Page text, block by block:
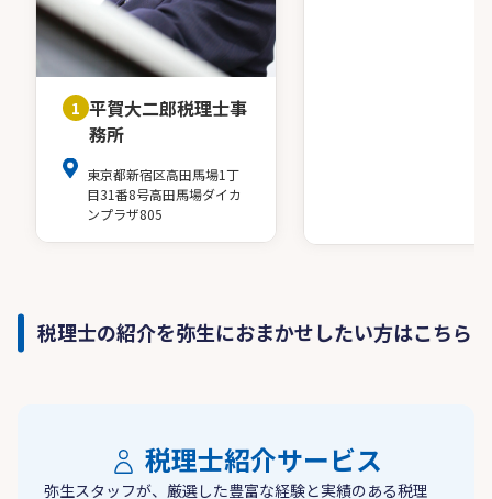
1 平賀大二郎税理士事
務所
東京都新宿区高田馬場1丁
目31番8号高田馬場ダイカ
ンプラザ805
税理士の紹介を弥生におまかせしたい方はこちら
税理士紹介サービス
弥生スタッフが、厳選した豊富な経験と実績のある税理